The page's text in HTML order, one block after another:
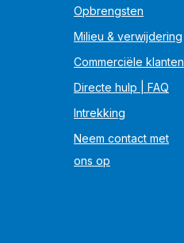
Opbrengsten
Milieu & verwijdering
Commerciële klanten
Directe hulp | FAQ
Intrekking
Neem contact met
ons op